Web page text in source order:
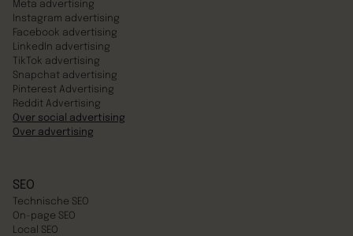
Meta advertising
Instagram advertising
Facebook advertising
LinkedIn advertising
TikTok advertising
Snapchat advertising
Pinterest Advertising
Reddit Advertising
Over social advertising
Over advertising
SEO
Technische SEO
On-page SEO
Local SEO